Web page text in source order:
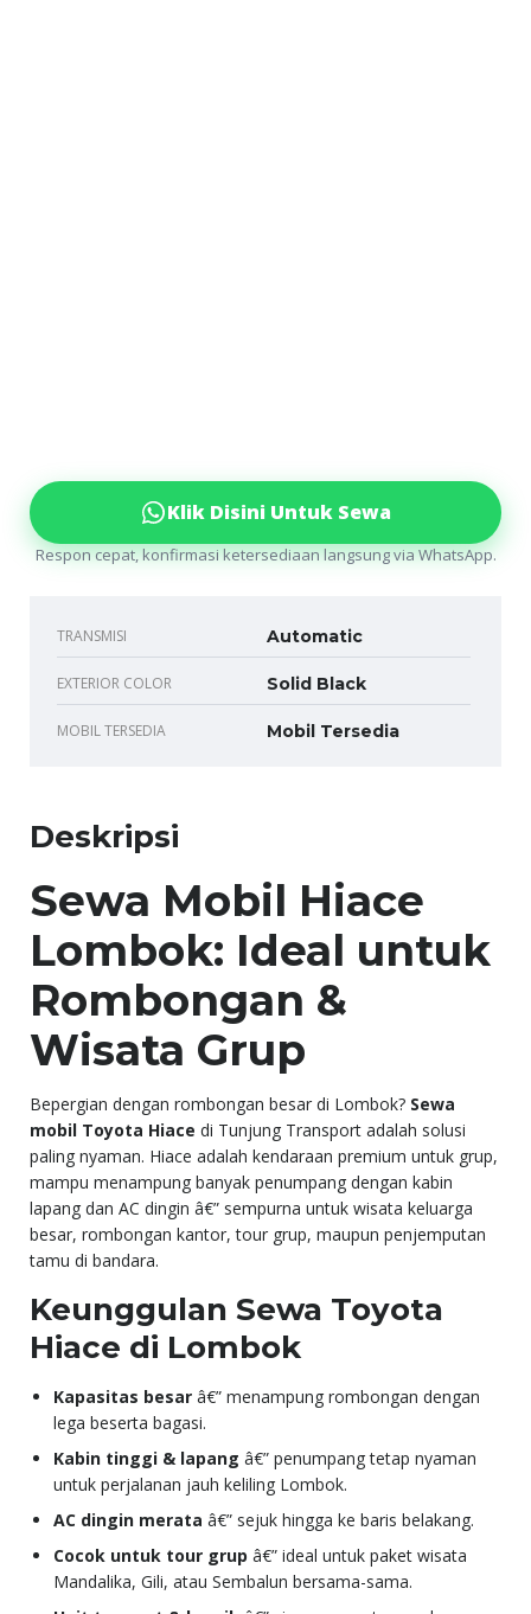
Klik Disini Untuk Sewa
Respon cepat, konfirmasi ketersediaan langsung via WhatsApp.
TRANSMISI Automatic
EXTERIOR COLOR Solid Black
MOBIL TERSEDIA Mobil Tersedia
Deskripsi
Sewa Mobil Hiace
Lombok: Ideal untuk
Rombongan &
Wisata Grup
Bepergian dengan rombongan besar di Lombok? Sewa
mobil Toyota Hiace di Tunjung Transport adalah solusi
paling nyaman. Hiace adalah kendaraan premium untuk grup,
mampu menampung banyak penumpang dengan kabin
lapang dan AC dingin â€” sempurna untuk wisata keluarga
besar, rombongan kantor, tour grup, maupun penjemputan
tamu di bandara.
Keunggulan Sewa Toyota
Hiace di Lombok
Kapasitas besar â€” menampung rombongan dengan
lega beserta bagasi.
Kabin tinggi & lapang â€” penumpang tetap nyaman
untuk perjalanan jauh keliling Lombok.
AC dingin merata â€” sejuk hingga ke baris belakang.
Cocok untuk tour grup â€” ideal untuk paket wisata
Mandalika, Gili, atau Sembalun bersama-sama.